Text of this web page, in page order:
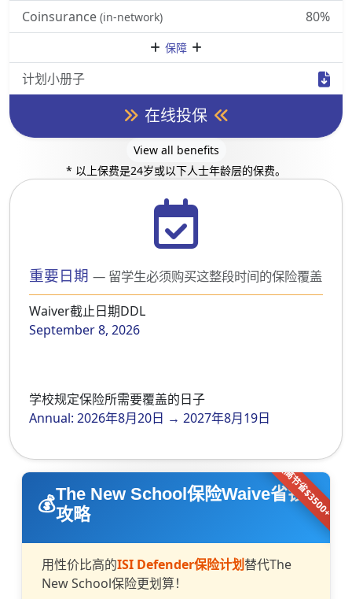
Coinsurance (in-network) 80%
保障
计划小册子
在线投保
View all benefits
* 以上保费是24岁或以下人士年龄层的保费。
重要日期 — 留学生必须购买这整段时间的保险覆盖
Waiver截止日期DDL
September 8, 2026
学校规定保险所需要覆盖的日子
Annual: 2026年8月20日 → 2027年8月19日
最高节省$3500+
The New School保险Waive省钱
攻略
用性价比高的ISI Defender保险计划替代The
New School保险更划算！